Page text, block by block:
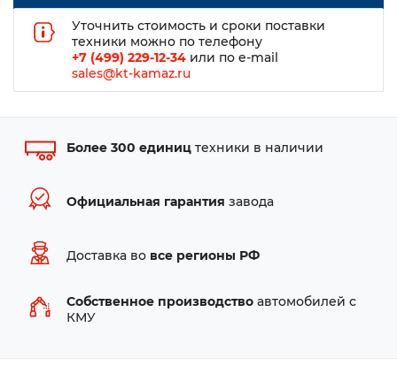
Уточнить стоимость и сроки поставки
техники можно по телефону
+7 (499) 229-12-34 или по e-mail
sales@kt-kamaz.ru
Более 300 единиц техники в наличии
Официальная гарантия завода
Доставка во все регионы РФ
Собственное производство автомобилей с
КМУ